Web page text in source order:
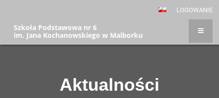
LOGOWANIE
Szkoła Podstawowa nr 6
im. Jana Kochanowskiego w Malborku
Aktualności